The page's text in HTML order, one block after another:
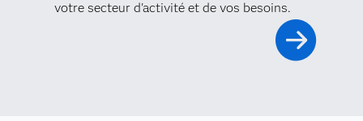
votre secteur d'activité et de vos besoins.